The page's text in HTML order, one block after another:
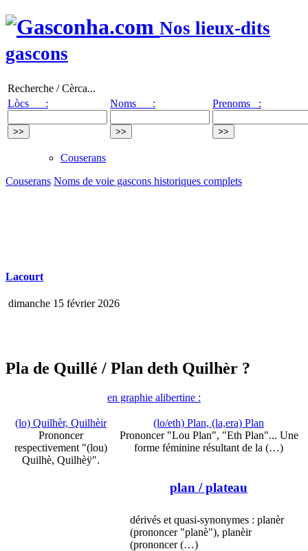
Nos lieux-dits
gascons
Recherche / Cèrca...
Lòcs :
Noms : Prenoms :
Couserans
Couserans Noms de voie gascons historiques complets
Lacourt
dimanche 15 février 2026
Pla de Quillé / Plan deth Quilhèr ?
en graphie alibertine :
(lo) Quilhèr, Quilhèir
Prononcer
respectivement "(lou)
Quilhè, Quilhèÿ".
(lo/eth) Plan, (la,era) Plan
Prononcer "Lou Plan", "Eth Plan"... Une
forme féminine résultant de la (…)
plan / plateau
dérivés et quasi-synonymes : planèr
(prononcer "planè"), planèir
(prononcer (…)